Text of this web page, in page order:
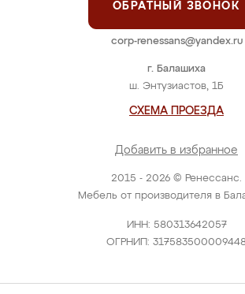
2015 - 2026 © Ренессанс.
Мебель от производителя в
ИНН: 580313642057
ОГРНИП:
г. Балашиха
ш. Энтузиастов, 1Б
СХЕМА ПРОЕЗДА
Добавить в избранное
ОБРАТНЫЙ ЗВОНОК
corp-renessans@yandex.ru